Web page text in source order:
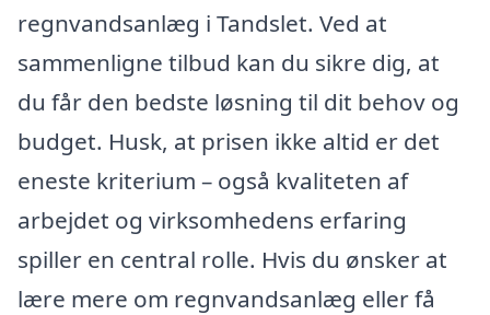
regnvandsanlæg i Tandslet. Ved at
sammenligne tilbud kan du sikre dig, at
du får den bedste løsning til dit behov og
budget. Husk, at prisen ikke altid er det
eneste kriterium – også kvaliteten af
arbejdet og virksomhedens erfaring
spiller en central rolle. Hvis du ønsker at
lære mere om regnvandsanlæg eller få